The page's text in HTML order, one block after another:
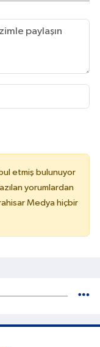
etmiş bulunuyor
yorumlardan
Medya hiçbir